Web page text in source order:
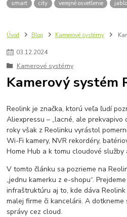
smart
city verejné osvetlenie
Úvod Blog Kamerové systémy
03.12.2024
Kamerové systémy
Kamerový systém
Reolink je značka, ktorú veľa ľudí
Aliexpressu – „lacné, ale prekvapivo
roky však z Reolinku vyrástol
Wi-Fi kamery, NVR rekordéry,
Home Hub a k tomu cloudové služby
V tomto článku sa pozrieme na
„jednu kamerku z e-shopu“.
infraštruktúru aj to, kde dáva
malej firme či kancelárii. A
správy cez cloud.